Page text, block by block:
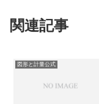
関連記事
図形と計量公式